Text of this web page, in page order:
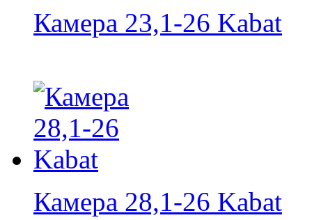
Камера 23,1-26 Kabat
Камера 28,1-26 Kabat